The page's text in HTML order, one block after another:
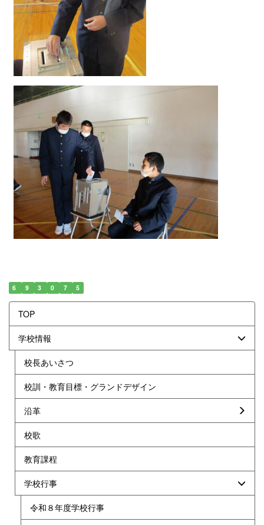
6 9 3 0 7 5
TOP
学校情報
校長あいさつ
校訓・教育目標・グランドデザイン
沿革
校歌
教育課程
学校行事
令和８年度学校行事